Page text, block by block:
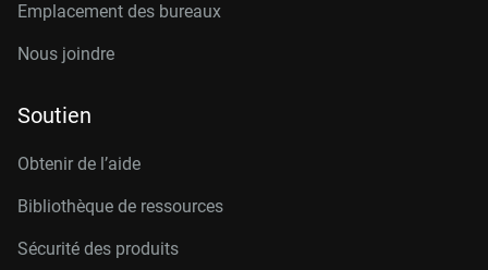
Emplacement des bureaux
Nous joindre
Soutien
Obtenir de l’aide
Bibliothèque de ressources
Sécurité des produits